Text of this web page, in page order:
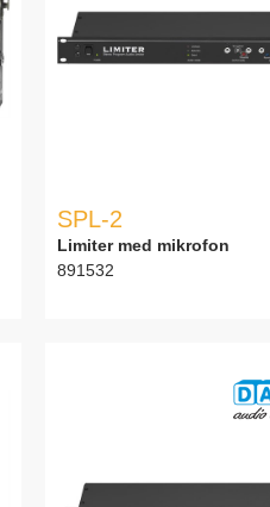
SPL-2
Limiter med mikrofon
891532